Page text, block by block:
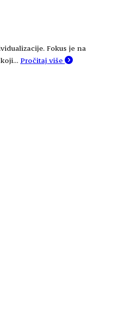
Fokus je na
koji… Pročitaj više